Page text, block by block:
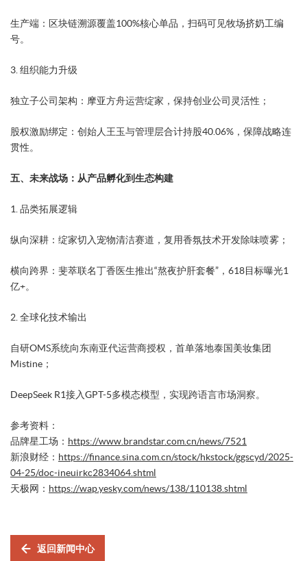
​生产端​：区块链溯源覆盖100%核心单品，扫码可见牧场挤奶工编
号。
​3. 组织能力升级​
​独立子公司架构​：摩亚方舟运营绽家，保持创业公司灵活性；
​股权激励绑定​：创始人王玉与管理层合计持股40.06%，保障战略连
贯性。
五、未来战场：从产品孵化到生态构建
​1. 品类拓展逻辑​
​纵向深耕​：绽家切入宠物清洁赛道，复用香氛技术开发除味喷雾；
​横向跨界​：斐萃联名丁香医生推出“熬夜护肝套餐”，618目标曝光1
亿+。
​2. 全球化技术输出​
自研OMS系统向东南亚代运营商授权，首单落地泰国美妆集团
Mistine；
DeepSeek R1接入GPT-5多模态模型，实现跨语言市场洞察。
参考资料：
品牌星工场： https://www.brandstar.com.cn/news/7521
新浪财经： https://finance.sina.com.cn/stock/hkstock/ggscyd/2025-
04-25/doc-ineuirkc2834064.shtml
天极网： https://wap.yesky.com/news/138/110138.shtml
返回新闻中心